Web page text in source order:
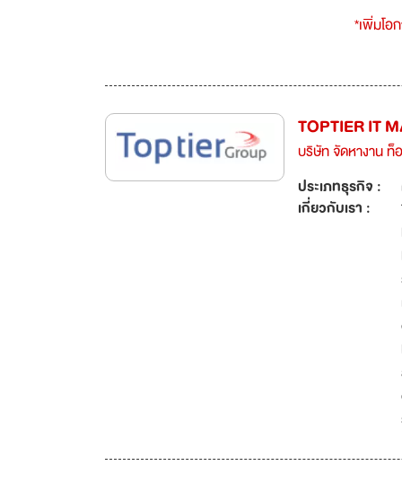
*เพิ่มโอ
TOPTIER IT
บริษัท จัดหางาน ท็
ประเภทธุรกิจ :
เกี่ยวกับเรา :